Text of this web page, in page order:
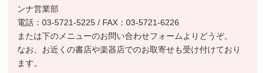
ンナ営業部
電話：03-5721-5225 / FAX：03-5721-6226
または下のメニューのお問い合わせフォームよりどうぞ。
なお、お近くの書店や楽器店でのお取寄せも受け付けており
ます。